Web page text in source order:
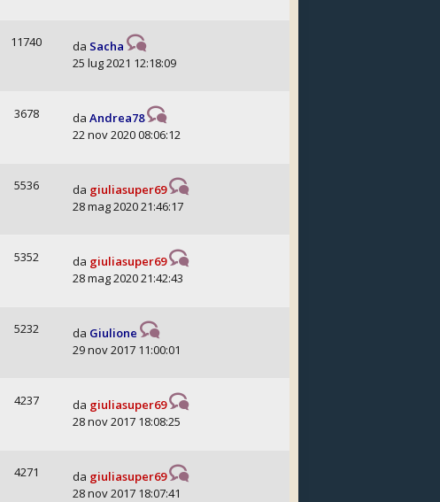
11740 da Sacha
25 lug 2021 12:18:09
3678 da Andrea78
22 nov 2020 08:06:12
5536 da giuliasuper69
28 mag 2020 21:46:17
5352 da giuliasuper69
28 mag 2020 21:42:43
5232 da Giulione
29 nov 2017 11:00:01
4237 da giuliasuper69
28 nov 2017 18:08:25
4271 da giuliasuper69
28 nov 2017 18:07:41